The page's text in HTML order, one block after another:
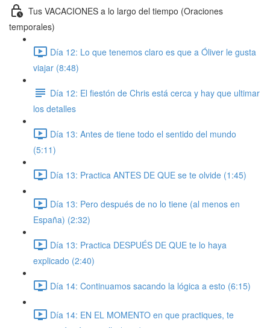
Tus VACACIONES a lo largo del tiempo (Oraciones
temporales)
Día 12: Lo que tenemos claro es que a Óliver le gusta
viajar (8:48)
Día 12: El fiestón de Chris está cerca y hay que ultimar
los detalles
Día 13: Antes de tiene todo el sentido del mundo
(5:11)
Día 13: Practica ANTES DE QUE se te olvide (1:45)
Día 13: Pero después de no lo tiene (al menos en
España) (2:32)
Día 13: Practica DESPUÉS DE QUE te lo haya
explicado (2:40)
Día 14: Continuamos sacando la lógica a esto (6:15)
Día 14: EN EL MOMENTO en que practiques, te